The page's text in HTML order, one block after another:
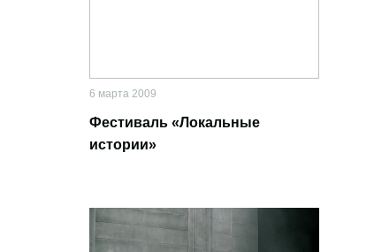
6 марта 2009
Фестиваль «Локальные
истории»